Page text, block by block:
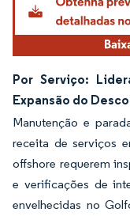
Por Serviço:
Expansão do
Manutenção e
receita de serviços
offshore requerem
e verificações de
envelhecidas no